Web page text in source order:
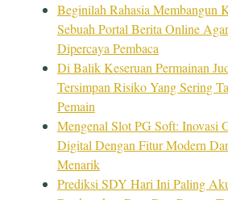
Beginilah Rahasia Membangun
Sebuah Portal Berita Online
Dipercaya Pembaca
Di Balik Keseruan Permainan
Tersimpan Risiko Yang Sering
Pemain
Mengenal Slot PG Soft: Inovasi
Digital Dengan Fitur Modern
Menarik
Prediksi SDY Hari Ini Paling